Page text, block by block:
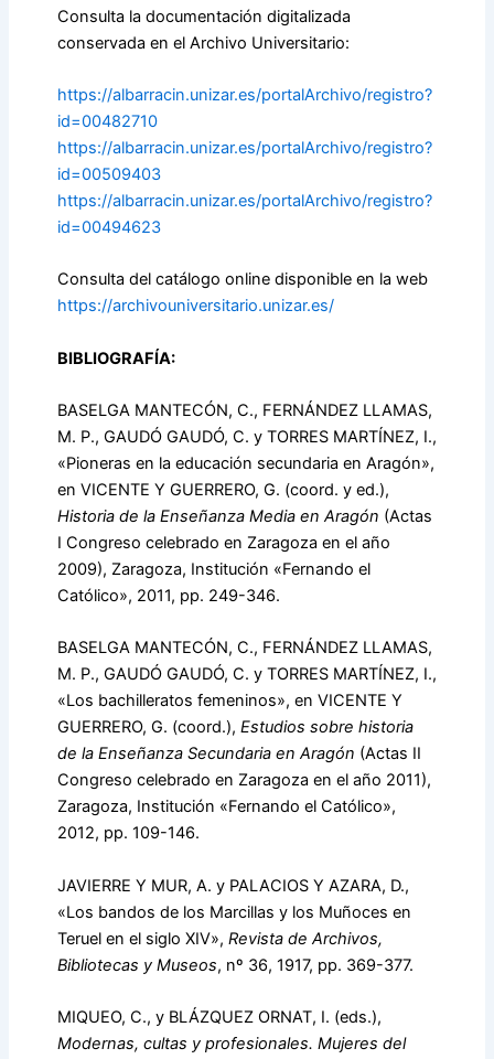
Consulta la documentación digitalizada
conservada en el Archivo Universitario:
https://albarracin.unizar.es/portalArchivo/registro?
id=00482710
https://albarracin.unizar.es/portalArchivo/registro?
id=00509403
https://albarracin.unizar.es/portalArchivo/registro?
id=00494623
Consulta del catálogo online disponible en la web
https://archivouniversitario.unizar.es/
BIBLIOGRAFÍA:
BASELGA MANTECÓN, C., FERNÁNDEZ LLAMAS,
M. P., GAUDÓ GAUDÓ, C. y TORRES MARTÍNEZ, I.,
«Pioneras en la educación secundaria en Aragón»,
en VICENTE Y GUERRERO, G. (coord. y ed.),
Historia de la Enseñanza Media en Aragón (Actas
I Congreso celebrado en Zaragoza en el año
2009), Zaragoza, Institución «Fernando el
Católico», 2011, pp. 249-346.
BASELGA MANTECÓN, C., FERNÁNDEZ LLAMAS,
M. P., GAUDÓ GAUDÓ, C. y TORRES MARTÍNEZ, I.,
«Los bachilleratos femeninos», en VICENTE Y
GUERRERO, G. (coord.), Estudios sobre historia
de la Enseñanza Secundaria en Aragón (Actas II
Congreso celebrado en Zaragoza en el año 2011),
Zaragoza, Institución «Fernando el Católico»,
2012, pp. 109-146.
JAVIERRE Y MUR, A. y PALACIOS Y AZARA, D.,
«Los bandos de los Marcillas y los Muñoces en
Teruel en el siglo XIV», Revista de Archivos,
Bibliotecas y Museos, nº 36, 1917, pp. 369-377.
MIQUEO, C., y BLÁZQUEZ ORNAT, I. (eds.),
Modernas, cultas y profesionales. Mujeres del